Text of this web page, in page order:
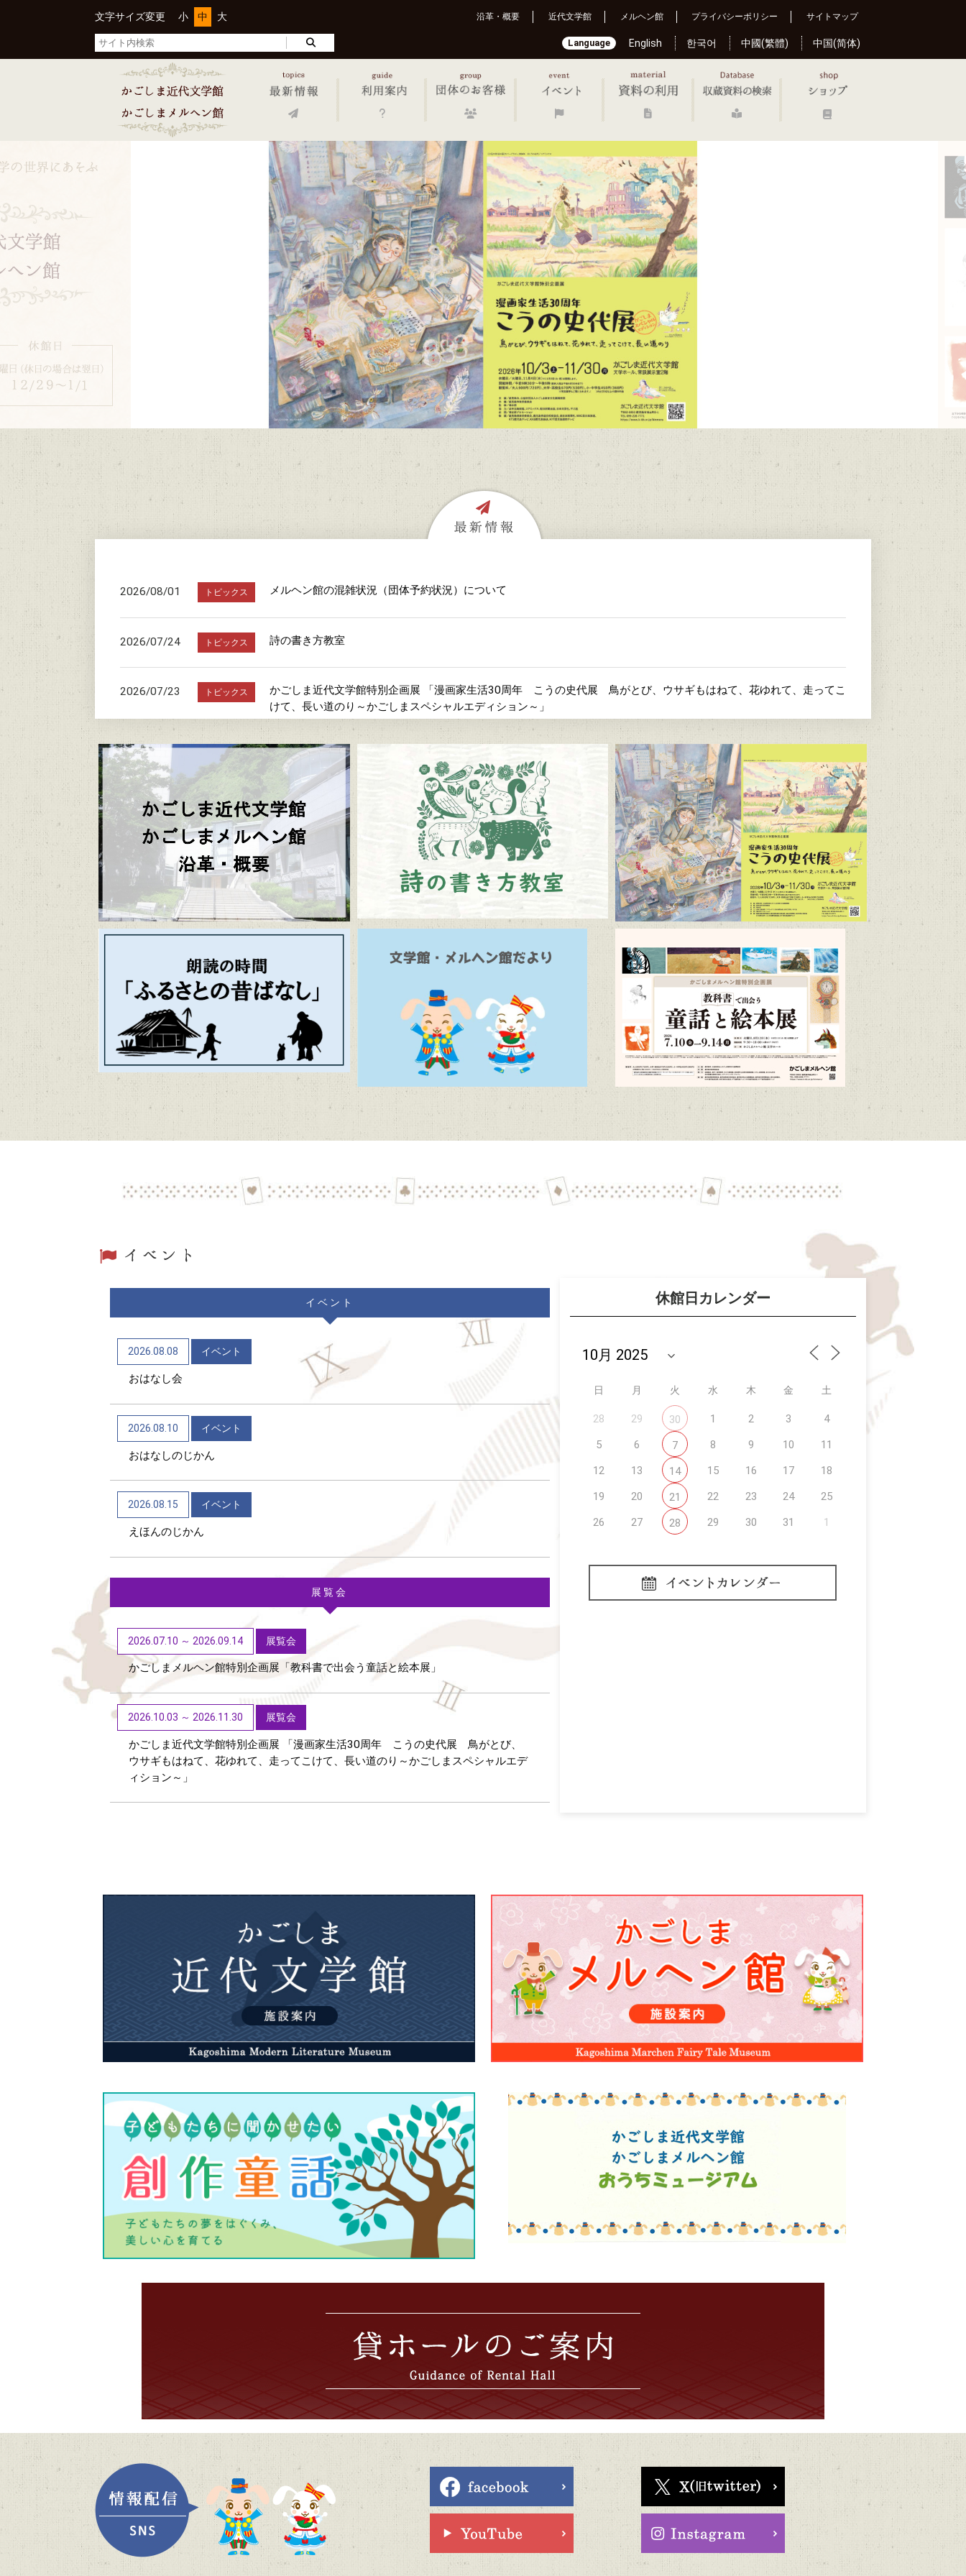
文字サイズ変更 小 中 大 沿革・概要 近代文学館 メルヘン館 プライバシーポリシー サイトマップ
Language English 한국어 中國(繁體) 中国(简体)
2026/08/01 トピックス メルヘン館の混雑状況（団体予約状況）について
2026/07/24 トピックス 詩の書き方教室
2026/07/23 トピックス
かごしま近代文学館特別企画展 「漫画家生活30周年 こうの史代展 鳥がとび、ウサギもはねて、花ゆれて、走ってこ
けて、長い道のり～かごしまスペシャルエディション～」
2026/07/20 トピックス 朗読の時間「ふるさとの昔ばなし」
2026/07/19 トピックス 駐車場および周辺道路混雑のお知らせ
2026/06/20 トピックス 「文学館・メルヘン館だより」(隔月発行)
2026/06/06 トピックス かごしまメルヘン館特別企画展「教科書で出会う童話と絵本展」（7/10～9/14）
かごしま近代文学館 企画展「Let’s go to the mountains！～作家×山～」（12/9～R9/6/21）
2026/06/04 トピックス かごしま近代文学館 テーマ展「向田邦子日本を旅する～Bon Voyage～」（11/1～R9/3/15）
2026/06/01 トピックス 第48回「子どもたちに聞かせたい創作童話」作品募集【6/1~9/11迄】
イベント
2026.08.08 イベント
おはなし会
2026.08.10 イベント
おはなしのじかん
2026.08.15 イベント
えほんのじかん
展覧会
2026.07.10 ～ 2026.09.14 展覧会
かごしまメルヘン館特別企画展「教科書で出会う童話と絵本展」
2026.10.03 ～ 2026.11.30 展覧会
かごしま近代文学館特別企画展 「漫画家生活30周年 こうの史代展 鳥がとび、
ウサギもはねて、花ゆれて、走ってこけて、長い道のり～かごしまスペシャルエデ
ィション～」
休館日カレンダー
日 月 火 水 木 金 土
28 29 30 1 2 3
4
5
6 7 8 9 10
11
12
13 14 15 16 17
18
19
20 21 22 23 24
25
26
27 28 29 30 31 1